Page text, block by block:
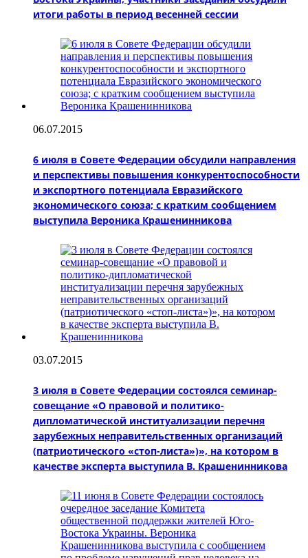
итоги работы в период весенней сессии
06.07.2015
6 июля в Совете Федерации обсудили направления
и перспективы повышения конкурентоспособности
и экспортного потенциала Евразийского
экономического союза; с кратким сообщением
выступила Вероника Крашенинникова
03.07.2015
3 июля в Совете Федерации состоялся семинар-
совещание «О правовой и политико-
дипломатической институализации перечня
зарубежных неправительственных организаций
(патриотического «стоп-листа»)», на котором в
качестве эксперта выступила В. Крашенинникова